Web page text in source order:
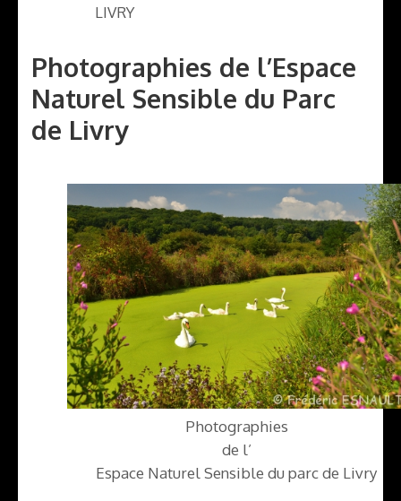
LIVRY
Photographies de l’Espace
Naturel Sensible du Parc
de Livry
Photographies
de l’
Espace Naturel Sensible du parc de Livry